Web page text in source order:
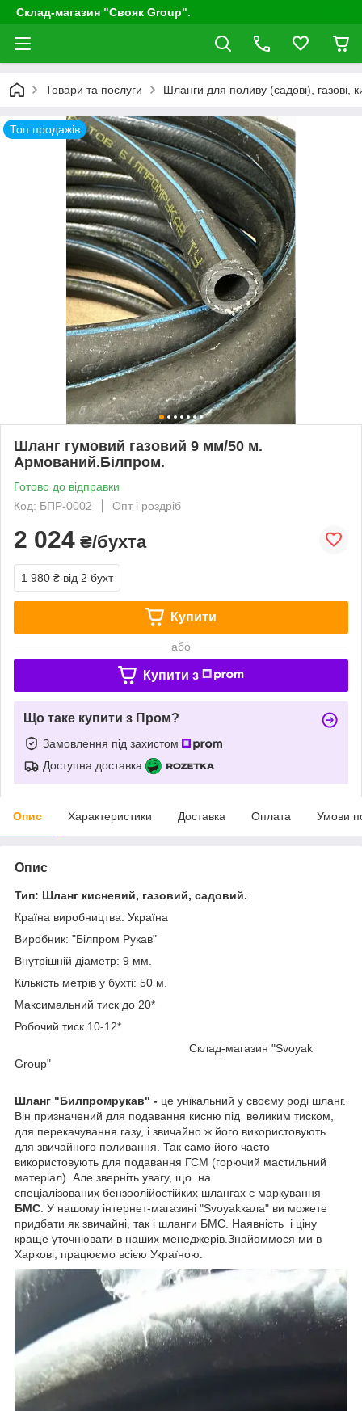
Склад-магазин "Свояк Group".
Товари та послуги Шланги для поливу (садові), газові,
Топ продажів
Шланг гумовий газовий 9 мм/50 м.
Армований.Білпром.
Готово до відправки
Код: БПР-0002
Опт і роздріб
2 024 ₴/бухта
1 980 ₴ від 2 бухт
Купити
або
Купити з
Що таке купити з Пром?
Замовлення під захистом
Доступна доставка
Опис Характеристики Доставка Оплата Умови
Опис
Тип: Шланг кисневий, газовий, садовий.
Країна виробництва: Україна
Виробник: "Білпром Рукав"
Внутрішній діаметр: 9 мм.
Кількість метрів у бухті: 50 м.
Максимальний тиск до 20*
Робочий тиск 10-12*
Склад-магазин "Svoyak
Group"
Шланг "Билпромрукав" - це унікальний у своєму роді шланг.
Він призначений для подавання кисню під великим тиском,
для перекачування газу, і звичайно ж його використовують
для звичайного поливання. Так само його часто
використовують для подавання ГСМ (горючий мастильний
матеріал). Але зверніть увагу, що на
спеціалізованих бензоолійостійких шлангах є маркування
БМС . У нашому інтернет-магазині "Svoyakкала" ви можете
придбати як звичайні, так і шланги БМС. Наявність і ціну
краще уточнювати в наших менеджерів.Знайоммося ми в
Харкові, працюємо всією Україною.